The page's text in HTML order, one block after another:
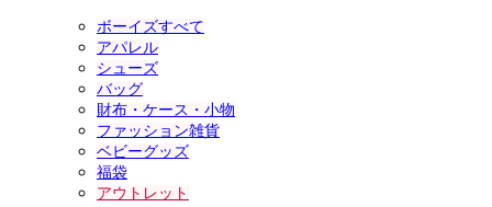
ボーイズすべて
アパレル
シューズ
バッグ
財布・ケース・小物
ファッション雑貨
ベビーグッズ
福袋
アウトレット